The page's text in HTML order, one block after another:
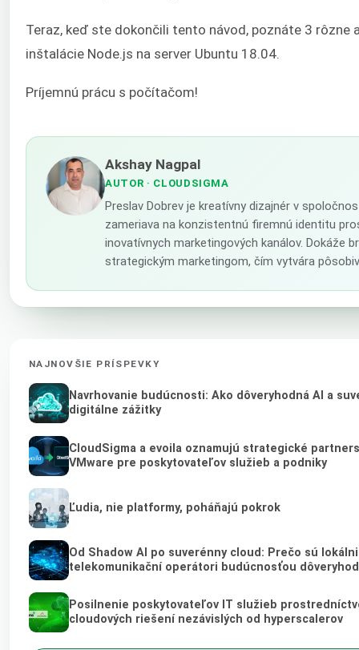
Teraz, keď ste dokončili tento návod, poznáte 3 rôzne
inštalácie Node.js na server Ubuntu 18.04.
Príjemnú prácu s počítačom!
Akshay Nagpal
AUTOR · CLOUDSIGMA
Preslav Dobrev je kreatívny dizajnér v
zameriava na konzistentnú firemnú identitu
inovatívnych marketingových kanálov. Dokáže
strategickým marketingom, čím vytvára
NAJNOVŠIE PRÍSPEVKY
Navrhovanie budúcnosti: Ako dôveryhodná AI a
digitálne zážitky
CloudSigma a evoila oznamujú strategické
VMware pre poskytovateľov služieb a podniky
Ľudia, nie platformy, poháňajú pokrok
Od Shadow AI po suverénny cloud: Prečo sú
telekomunikační operátori budúcnosťou
Posilnenie poskytovateľov IT služieb
cloudových riešení nezávislých od hyperscalerov